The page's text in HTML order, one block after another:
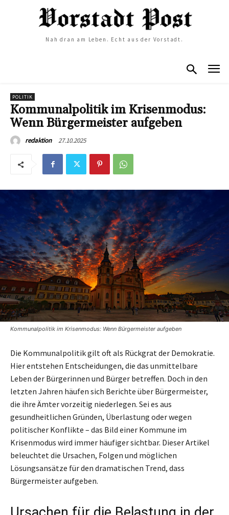
Nah dran am Leben. Echt aus der Vorstadt.
POLITIK
Kommunalpolitik im Krisenmodus:
Wenn Bürgermeister aufgeben
redaktion 27.10.2025
Kommunalpolitik im Krisenmodus: Wenn Bürgermeister aufgeben
Die Kommunalpolitik gilt oft als Rückgrat der Demokratie.
Hier entstehen Entscheidungen, die das unmittelbare
Leben der Bürgerinnen und Bürger betreffen. Doch in den
letzten Jahren häufen sich Berichte über Bürgermeister,
die ihre Ämter vorzeitig niederlegen. Sei es aus
gesundheitlichen Gründen, Überlastung oder wegen
politischer Konflikte – das Bild einer Kommune im
Krisenmodus wird immer häufiger sichtbar. Dieser Artikel
beleuchtet die Ursachen, Folgen und möglichen
Lösungsansätze für den dramatischen Trend, dass
Bürgermeister aufgeben.